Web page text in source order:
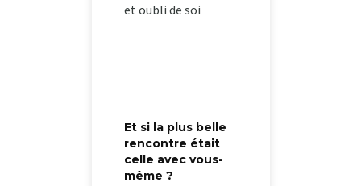
et oubli de soi
Et si la plus belle
rencontre était
celle avec vous-
même ?